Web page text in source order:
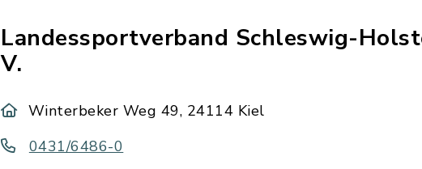
Landessportverband Schleswig-
V.
Winterbeker Weg 49, 24114 Kiel
0431/6486-0